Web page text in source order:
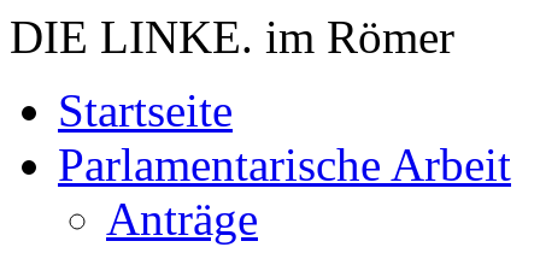
DIE LINKE. im Römer
Inhalt
springenStartseite
Parlamentarische Arbeit
Anträge